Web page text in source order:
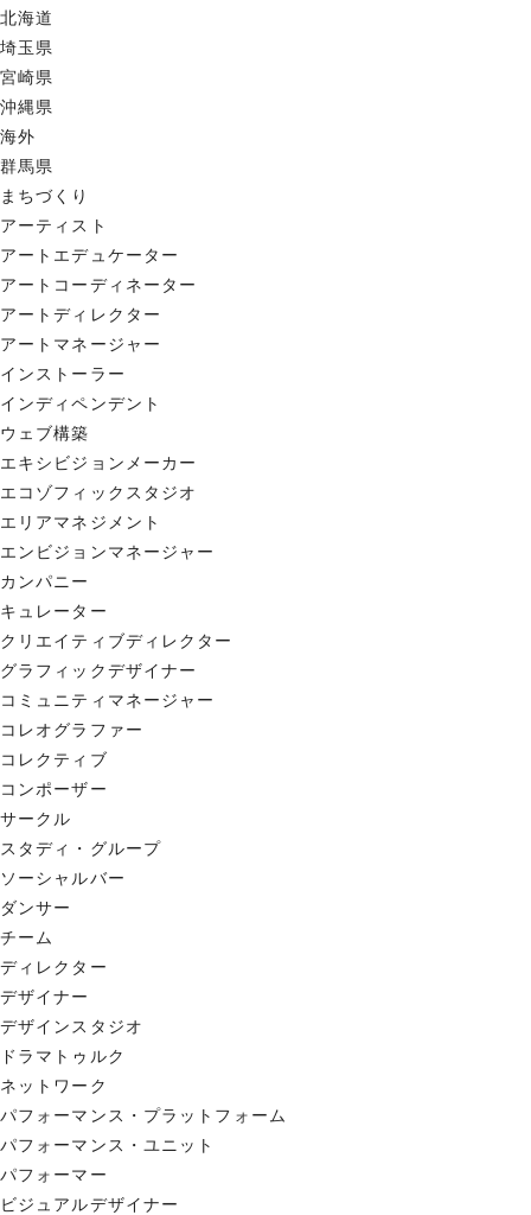
北海道
埼玉県
宮崎県
沖縄県
海外
群馬県
まちづくり
アーティスト
アートエデュケーター
アートコーディネーター
アートディレクター
アートマネージャー
インストーラー
インディペンデント
ウェブ構築
エキシビジョンメーカー
エコゾフィックスタジオ
エリアマネジメント
エンビジョンマネージャー
カンパニー
キュレーター
クリエイティブディレクター
グラフィックデザイナー
コミュニティマネージャー
コレオグラファー
コレクティブ
コンポーザー
サークル
スタディ・グループ
ソーシャルバー
ダンサー
チーム
ディレクター
デザイナー
デザインスタジオ
ドラマトゥルク
ネットワーク
パフォーマンス・プラットフォーム
パフォーマンス・ユニット
パフォーマー
ビジュアルデザイナー